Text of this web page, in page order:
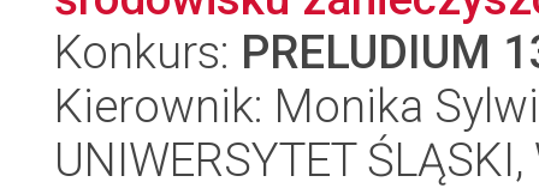
Konkurs: PRELUDIUM
Kierownik: Monika
UNIWERSYTET